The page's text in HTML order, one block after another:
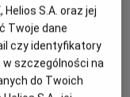
USA (2026)
S.A. oraz jej
Twoje dane
czy identyfikatory
w szczególności na
do Twoich